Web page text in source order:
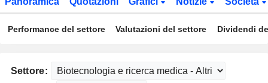
Performance del settore Valutazioni del settore Dividendi
Settore: